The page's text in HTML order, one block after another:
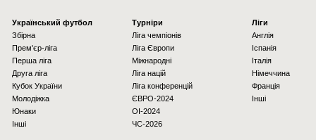
Українcький футбол
Збірна
Прем'єр-ліга
Перша ліга
Друга ліга
Кубок України
Молодіжка
Юнаки
Інші
Турніри
Ліга чемпіонів
Ліга Європи
Міжнародні
Ліга націй
Ліга конференцій
ЄВРО-2024
OI-2024
ЧС-2026
Ліги
Англія
Іспанія
Італія
Німеччина
Франція
Інші